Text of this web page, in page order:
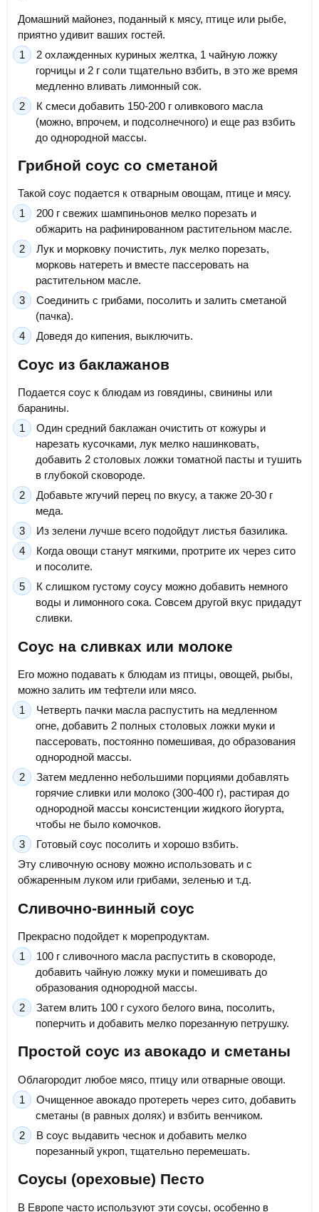
Домашний майонез, поданный к мясу, птице или рыбе,
приятно удивит ваших гостей.
2 охлажденных куриных желтка, 1 чайную ложку
горчицы и 2 г соли тщательно взбить, в это же время
медленно вливать лимонный сок.
К смеси добавить 150-200 г оливкового масла
(можно, впрочем, и подсолнечного) и еще раз взбить
до однородной массы.
Грибной соус со сметаной
Такой соус подается к отварным овощам, птице и мясу.
200 г свежих шампиньонов мелко порезать и
обжарить на рафинированном растительном масле.
Лук и морковку почистить, лук мелко порезать,
морковь натереть и вместе пассеровать на
растительном масле.
Соединить с грибами, посолить и залить сметаной
(пачка).
Доведя до кипения, выключить.
Соус из баклажанов
Подается соус к блюдам из говядины, свинины или
баранины.
Один средний баклажан очистить от кожуры и
нарезать кусочками, лук мелко нашинковать,
добавить 2 столовых ложки томатной пасты и тушить
в глубокой сковороде.
Добавьте жгучий перец по вкусу, а также 20-30 г
меда.
Из зелени лучше всего подойдут листья базилика.
Когда овощи станут мягкими, протрите их через сито
и посолите.
К слишком густому соусу можно добавить немного
воды и лимонного сока. Совсем другой вкус придадут
сливки.
Соус на сливках или молоке
Его можно подавать к блюдам из птицы, овощей, рыбы,
можно залить им тефтели или мясо.
Четверть пачки масла распустить на медленном
огне, добавить 2 полных столовых ложки муки и
пассеровать, постоянно помешивая, до образования
однородной массы.
Затем медленно небольшими порциями добавлять
горячие сливки или молоко (300-400 г), растирая до
однородной массы консистенции жидкого йогурта,
чтобы не было комочков.
Готовый соус посолить и хорошо взбить.
Эту сливочную основу можно использовать и с
обжаренным луком или грибами, зеленью и т.д.
Сливочно-винный соус
Прекрасно подойдет к морепродуктам.
100 г сливочного масла распустить в сковороде,
добавить чайную ложку муки и помешивать до
образования однородной массы.
Затем влить 100 г сухого белого вина, посолить,
поперчить и добавить мелко порезанную петрушку.
Простой соус из авокадо и сметаны
Облагородит любое мясо, птицу или отварные овощи.
Очищенное авокадо протереть через сито, добавить
сметаны (в равных долях) и взбить венчиком.
В соус выдавить чеснок и добавить мелко
порезанный укроп, тщательно перемешать.
Соусы (ореховые) Песто
В Европе часто используют эти соусы, особенно в